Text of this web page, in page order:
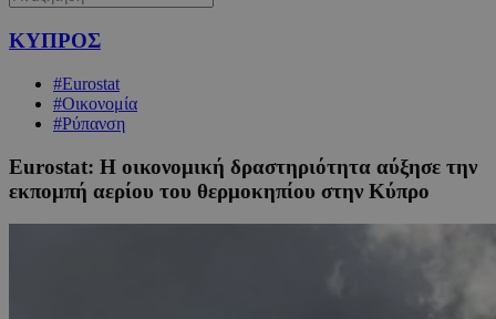
ΚΥΠΡΟΣ
#Eurostat
#Οικονομία
#Ρύπανση
Eurostat: Η οικονομική δραστηριότητα αύξησε την
εκπομπή αερίου του θερμοκηπίου στην Κύπρο